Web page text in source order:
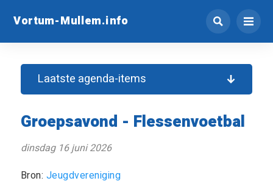
Vortum-Mullem.info
Groepsavond - Flessenvoetbal
dinsdag 16 juni 2026
Bron: Jeugdvereniging
Laatste agenda-items